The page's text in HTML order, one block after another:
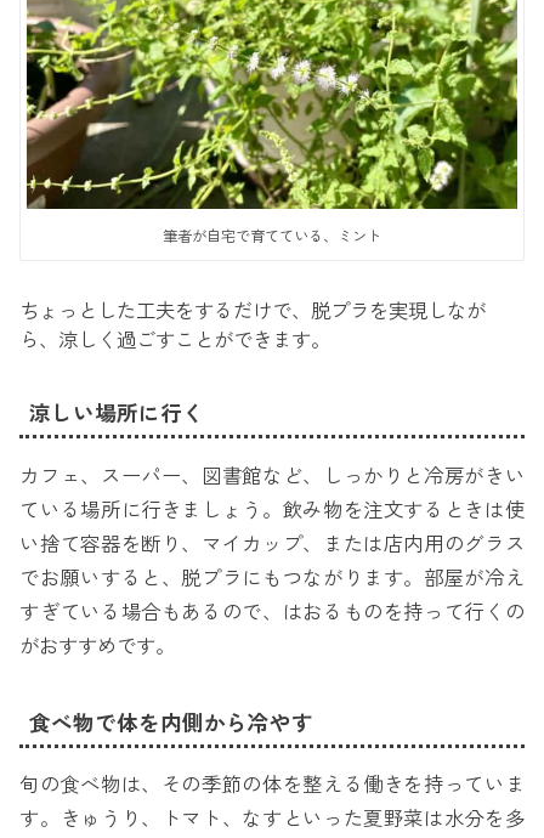
筆者が自宅で育てている、ミント
ちょっとした工夫をするだけで、脱プラを実現しなが
ら、涼しく過ごすことができます。
涼しい場所に行く
カフェ、スーパー、図書館など、しっかりと冷房がきい
ている場所に行きましょう。飲み物を注文するときは使
い捨て容器を断り、マイカップ、または店内用のグラス
でお願いすると、脱プラにもつながります。部屋が冷え
すぎている場合もあるので、はおるものを持って行くの
がおすすめです。
食べ物で体を内側から冷やす
旬の食べ物は、その季節の体を整える働きを持っていま
す。きゅうり、トマト、なすといった夏野菜は水分を多